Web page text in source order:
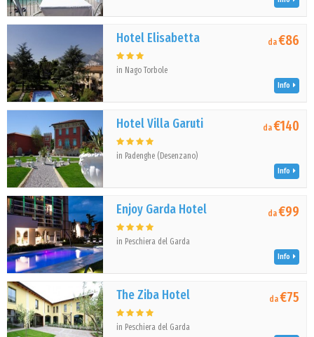
Hotel Elisabetta
in Nago Torbole
da€86
Info
Hotel Villa Garuti
in Padenghe (Desenzano)
da€140
Info
Enjoy Garda Hotel
in Peschiera del Garda
da€99
Info
The Ziba Hotel
in Peschiera del Garda
da€75